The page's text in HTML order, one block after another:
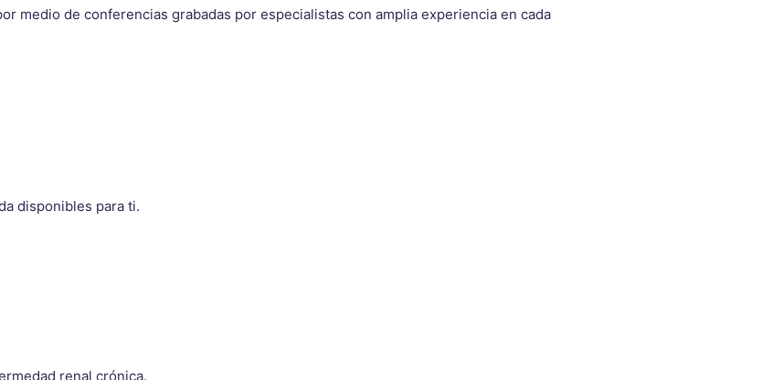
medio de conferencias grabadas por especialistas con amplia experiencia en cada
disponibles para ti.
renal crónica.